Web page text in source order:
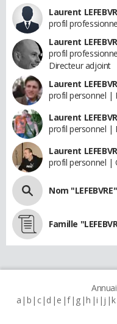
Laurent
profil
Laurent
profil
Directeur adjoint
Laurent
profil personnel |
Laurent
profil personnel |
Laurent
profil personnel |
Nom "LEFEBVRE"
Famille
a b c d e f g h i j k